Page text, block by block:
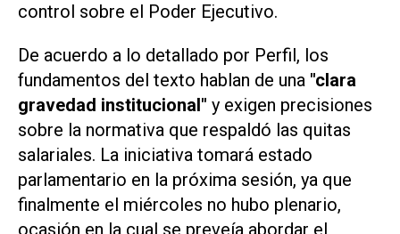
control sobre el Poder Ejecutivo.
De acuerdo a lo detallado por Perfil, los
fundamentos del texto hablan de una "clara
gravedad institucional" y exigen precisiones
sobre la normativa que respaldó las quitas
salariales. La iniciativa tomará estado
parlamentario en la próxima sesión, ya que
finalmente el miércoles no hubo plenario,
ocasión en la cual se preveía abordar el